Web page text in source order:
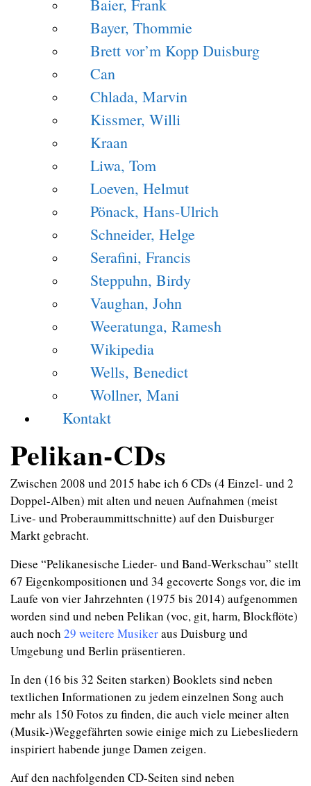
Baier, Frank
Bayer, Thommie
Brett vor’m Kopp Duisburg
Can
Chlada, Marvin
Kissmer, Willi
Kraan
Liwa, Tom
Loeven, Helmut
Pönack, Hans-Ulrich
Schneider, Helge
Serafini, Francis
Steppuhn, Birdy
Vaughan, John
Weeratunga, Ramesh
Wikipedia
Wells, Benedict
Wollner, Mani
Kontakt
Pelikan-CDs
Zwischen 2008 und 2015 habe ich 6 CDs (4 Einzel- und 2
Doppel-Alben) mit alten und neuen Aufnahmen (meist
Live- und Proberaummittschnitte) auf den Duisburger
Markt gebracht.
Diese “Pelikanesische Lieder- und Band-Werkschau” stellt
67 Eigenkompositionen und 34 gecoverte Songs vor, die im
Laufe von vier Jahrzehnten (1975 bis 2014) aufgenommen
worden sind und neben Pelikan (voc, git, harm, Blockflöte)
auch noch 29 weitere Musikeraus Duisburg und
Umgebung und Berlin präsentieren.
In den (16 bis 32 Seiten starken) Booklets sind neben
textlichen Informationen zu jedem einzelnen Song auch
mehr als 150 Fotos zu finden, die auch viele meiner alten
(Musik-)Weggefährten sowie einige mich zu Liebesliedern
inspiriert habende junge Damen zeigen.
Auf den nachfolgenden CD-Seiten sind neben